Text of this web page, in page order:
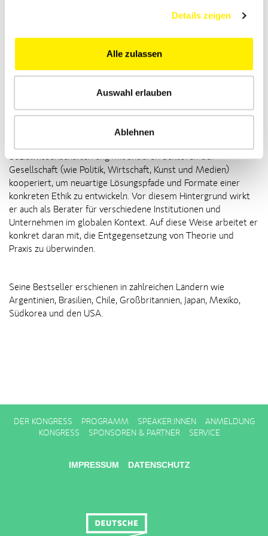
Details zeigen
Alle zulassen
Auswahl erlauben
Ablehnen
Programmarchitektur und ein transsektorales Fellowship-
Neben seiner akademischen Lehr- und Forschungstätigkeit als
verständlich zu machen und ihre gesellschaftliche Relevanz
auch in unseren unruhigen Zeiten zu stärken. Deswegen setzt
Aufklärung, an dem gemeinsam mit vielen Denkern aus allen
Kontinenten zusammenarbeitet, auch dafür ein, dass die
Sozialwissenschaften eng mit anderen Sektoren der
Gesellschaft (wie Politik, Wirtschaft, Kunst und Medien)
kooperiert, um neuartige Lösungspfade und Formate einer
konkreten Ethik zu entwickeln. Vor diesem Hintergrund wirkt
er auch als Berater für verschiedene Institutionen und
Unternehmen im globalen Kontext. Auf diese Weise arbeitet er
konkret daran mit, die Entgegensetzung von Theorie und
Praxis zu überwinden.
Seine Bestseller erschienen in zahlreichen Ländern wie
Argentinien, Brasilien, Chile, Großbritannien, Japan, Mexiko,
Südkorea und den USA.
DER KONGRESS PROGRAMM SPEAKER:INNEN
ANMELDUNG
KONGRESS
SPONSOREN & PARTNER SERVICE
IMPRESSUM DATENSCHUTZ